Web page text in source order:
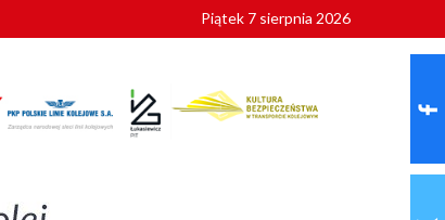
Piątek 7 sierpnia 2026